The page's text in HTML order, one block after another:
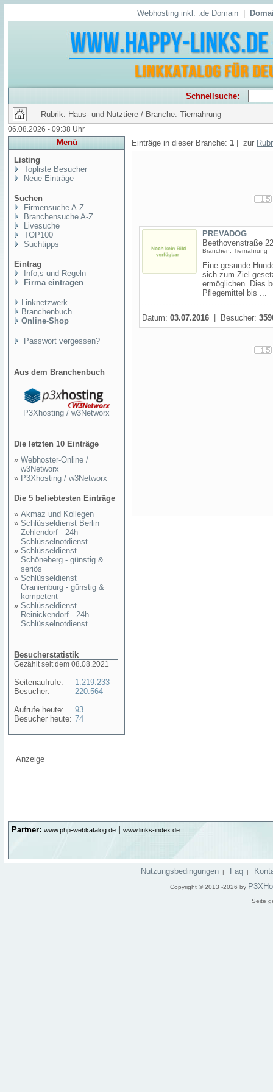
Webhosting inkl. .de Domain
Schnellsuche:
Rubrik: Haus- und Nutztiere / Branche: Tiernahrung
06.08.2026 - 09:38 Uhr
Menü
Listing
Topliste Besucher
Neue Einträge
Suchen
Firmensuche A-Z
Branchensuche A-Z
Livesuche
TOP100
Suchtipps
Eintrag
Info,s und Regeln
Firma eintragen
Linknetzwerk
Branchenbuch
Online-Shop
Passwort vergessen?
Aus dem Branchenbuch
P3Xhosting / w3Networx
Die letzten 10 Einträge
» Webhoster-Online /
w3Networx
» P3Xhosting / w3Networx
Die 5 beliebtesten Einträge
» Akmaz und Kollegen
» Schlüsseldienst Berlin
Zehlendorf - 24h
Schlüsselnotdienst
» Schlüsseldienst
Schöneberg - günstig &
seriös
» Schlüsseldienst
Oranienburg - günstig &
kompetent
» Schlüsseldienst
Reinickendorf - 24h
Schlüsselnotdienst
Besucherstatistik
Gezählt seit dem 08.08.2021
Seitenaufrufe:
Besucher:
Aufrufe heute:
Besucher heute:
1.219.233
220.564
93
74
Einträge in dieser Branche: 1 | zur
PREVADOG
Beethovenstraße
Branchen: Tiernahrung
Eine gesunde
sich zum Ziel
ermöglichen. Dies
Pflegemittel bis ...
Datum: 03.07.2016 | Besucher:
Anzeige
Partner: www.php-webkatalog.de www.links-index.de
Nutzungsbedingungen | Faq |
Copyright © 2013 -2026 by
Seite